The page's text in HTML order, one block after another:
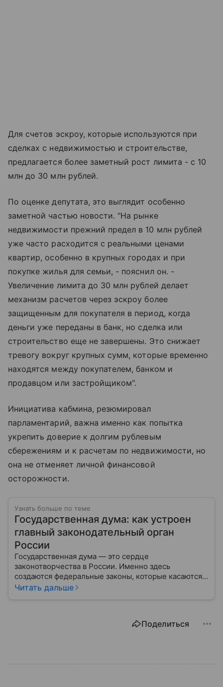
Для счетов эскроу, которые используются при
сделках с недвижимостью и строительстве,
предлагается более заметный рост лимита - с 10
млн до 30 млн рублей.
По оценке депутата, это выглядит особенно
заметной частью новости. "На рынке
недвижимости прежний предел в 10 млн рублей
уже часто расходится с реальными ценами
квартир, особенно в крупных городах и при
покупке жилья для семьи, - пояснил он. -
Увеличение лимита до 30 млн рублей делает
механизм расчетов через эскроу более
защищенным для покупателя в период, когда
деньги уже переданы в банк, но сделка или
строительство еще не завершены. Это снижает
тревогу вокруг крупных сумм, которые временно
находятся между покупателем, банком и
продавцом или застройщиком".
Инициатива кабмина, резюмировал
парламентарий, важна именно как попытка
укрепить доверие к долгим рублевым
сбережениям и к расчетам по недвижимости, но
она не отменяет личной финансовой
осторожности.
Узнать больше по теме
Государственная дума: как устроен
главный законодательный орган
России
Государственная дума — это сердце
законотворчества в России. Именно здесь
создаются федеральные законы, которые касаются
жизни каждого гражданина: от образования и
Читать дальше
Поделиться